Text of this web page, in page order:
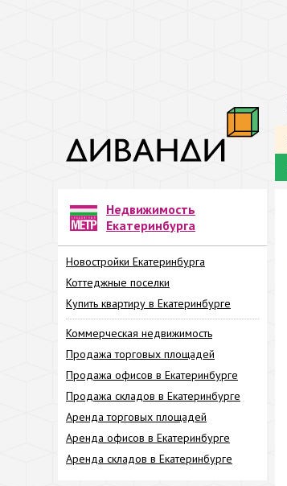
Недвижимость
Екатеринбурга
Новостройки Екатеринбурга
Коттеджные поселки
Купить квартиру в Екатеринбурге
Коммерческая недвижимость
Продажа торговых площадей
Продажа офисов в Екатеринбурге
Продажа складов в Екатеринбурге
Аренда торговых площадей
Аренда офисов в Екатеринбурге
Аренда складов в Екатеринбурге